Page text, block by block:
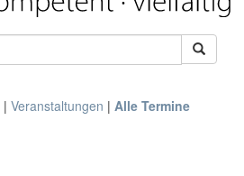
| Veranstaltungen | Alle Termine